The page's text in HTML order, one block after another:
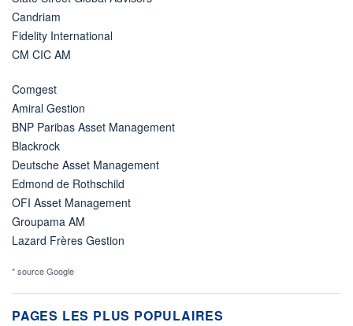
Candriam
Fidelity International
CM CIC AM
Comgest
Amiral Gestion
BNP Paribas Asset Management
Blackrock
Deutsche Asset Management
Edmond de Rothschild
OFI Asset Management
Groupama AM
Lazard Frères Gestion
* source Google
PAGES LES PLUS POPULAIRES